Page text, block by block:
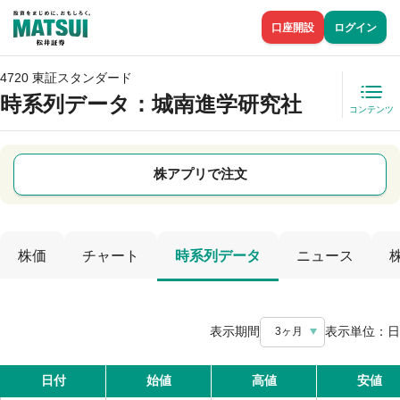
口座開設 ログイン
4720 東証スタンダード
時系列データ ：城南進学研究社 コンテンツ
株アプリで注文
株価 チャート 時系列データ ニュース
表示期間 3ヶ月 表示単位： 日
日付 始値 高値 安値